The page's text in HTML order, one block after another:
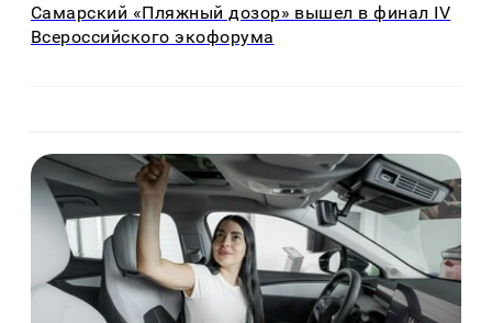
Самарский «Пляжный дозор» вышел в финал IV
Всероссийского экофорума